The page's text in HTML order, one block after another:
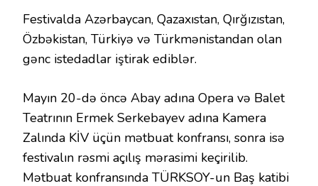
Festivalda Azərbaycan, Qazaxıstan, Qırğızıstan,
Özbəkistan, Türkiyə və Türkmənistandan olan
gənc istedadlar iştirak ediblər.
Mayın 20-də öncə Abay adına Opera və Balet
Teatrının Ermek Serkebayev adına Kamera
Zalında KİV üçün mətbuat konfransı, sonra isə
festivalın rəsmi açılış mərasimi keçirilib.
Mətbuat konfransında TÜRKSOY-un Baş katibi